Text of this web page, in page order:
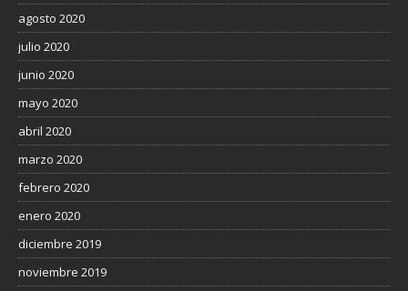
agosto 2020
julio 2020
junio 2020
mayo 2020
abril 2020
marzo 2020
febrero 2020
enero 2020
diciembre 2019
noviembre 2019